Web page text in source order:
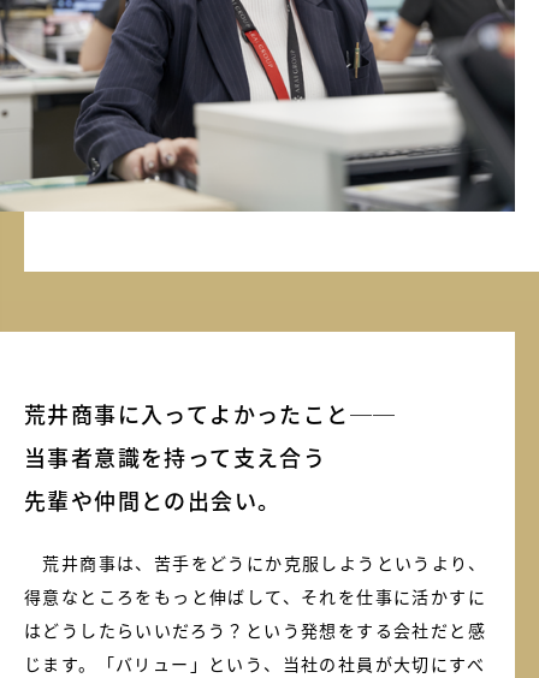
荒井商事に入ってよかったこと──
当事者意識を持って支え合う
先輩や仲間との出会い。
荒井商事は、苦手をどうにか克服しようというより、
得意なところをもっと伸ばして、それを仕事に活かすに
はどうしたらいいだろう？という発想をする会社だと感
じます。「バリュー」という、当社の社員が大切にすべ